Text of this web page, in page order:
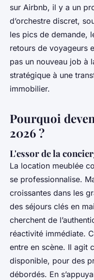
sur Airbnb, il y a un
d’orchestre discret,
les pics de demande,
retours de voyageurs
pas un nouveau job à
stratégique à une
immobilier.
Pourquoi
2026 ?
L'essor de la
La location meublée
se professionnalise.
croissantes dans les
des séjours clés en
cherchent de
réactivité immédiate.
entre en scène. Il agit
disponible, pour des
débordés. En